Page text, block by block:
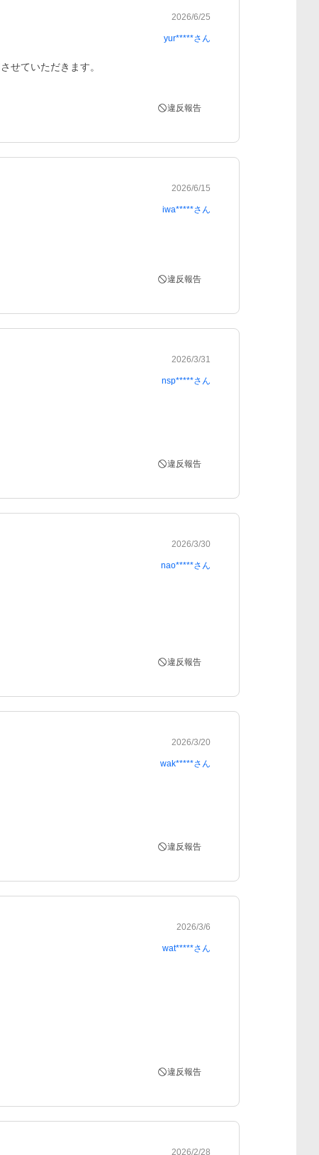
2026/6/25
yur*****さん
せていただきます。
違反報告
2026/6/15
iwa*****さん
違反報告
2026/3/31
nsp*****さん
違反報告
2026/3/30
nao*****さん
違反報告
2026/3/20
wak*****さん
違反報告
2026/3/6
wat*****さん
違反報告
2026/2/28